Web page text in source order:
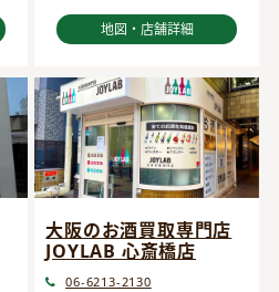
地図・店舗詳細
大阪のお酒買取専門店
JOYLAB 心斎橋店
06-6213-2130